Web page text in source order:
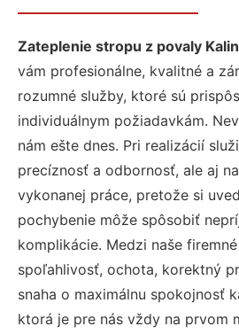
Zateplenie stropu z povaly
vám profesionálne, kvalitné a
rozumné služby, ktoré sú
individuálnym požiadavkám.
nám ešte dnes. Pri realizácií
precíznosť a odbornosť, ale aj
vykonanej práce, pretože si
pochybenie môže spôsobiť
komplikácie. Medzi naše
spoľahlivosť, ochota, korektný
snaha o maximálnu spokojnosť
ktorá je pre nás vždy na prvom